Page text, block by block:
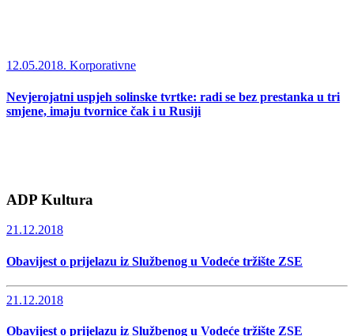
12.05.2018. Korporativne
Nevjerojatni uspjeh solinske tvrtke: radi se bez prestanka u tri
smjene, imaju tvornice čak i u Rusiji
ADP Kultura
21.12.2018
Obavijest o prijelazu iz Službenog u Vodeće tržište ZSE
21.12.2018
Obavijest o prijelazu iz Službenog u Vodeće tržište ZSE